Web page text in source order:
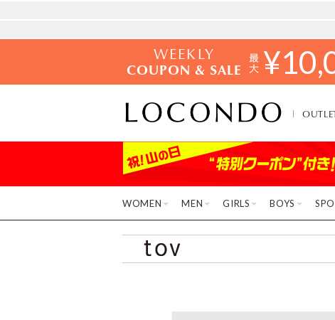
WEEKLY
COUPON & SALE ¥
WOMEN MEN GIRLS BOYS